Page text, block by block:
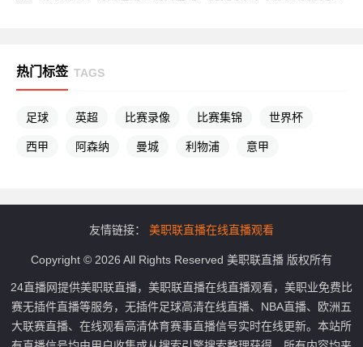
热门标签 TAGS
足球 英超 比赛录像 比赛集锦 世界杯
西甲 阿森纳 曼城 利物浦 意甲
友情链接： 美职联直播在线直播观看
Copyright © 2026 All Rights Reserved 美职联直播 版权所有
24直播网提供美职联直播，美职联直播在线直播观看，美职业免费比
赛无插件直播等服务，无插件足球高清在线直播、NBA直播、欧洲五
大联赛直播、在线观看高清体育赛事直播信号实时在线更新。本站所